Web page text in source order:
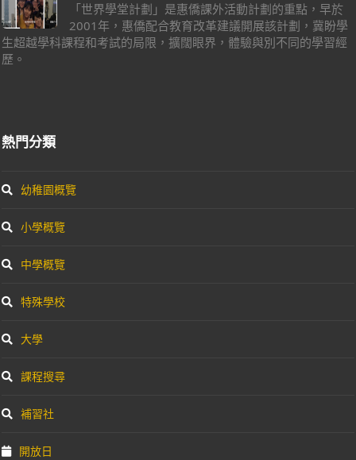
「世界學堂計劃」是惠僑課外活動計劃的重點，早於
2001年，惠僑配合教育改革建議開展該計劃，冀盼學
生超越學科課程和考試的局限，擴闊眼界，體驗與別不同的學習經
歷。
熱門分類
幼稚園概覽
小學概覽
中學概覽
特殊學校
大學
課程搜尋
補習社
開放日